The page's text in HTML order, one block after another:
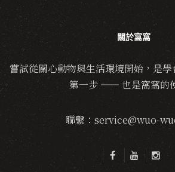
關於窩窩
嘗試從關心動物與生活環境開始，是
第一步 —— 也是窩窩的
聯繫：service@wuo-